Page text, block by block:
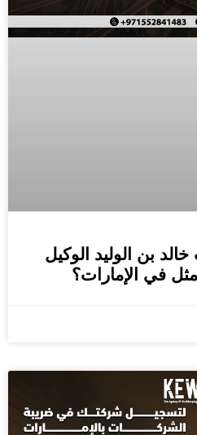
بن الوليد الوكيل
في الإمارات؟